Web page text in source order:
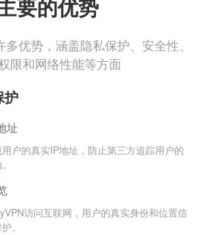
要的优势
优势，涵盖隐私保护、安全性、
限和网络性能等方面
护
址
户的真实IP地址，防止第三方追踪用户的
访问互联网，用户的真实身份和位置信
。